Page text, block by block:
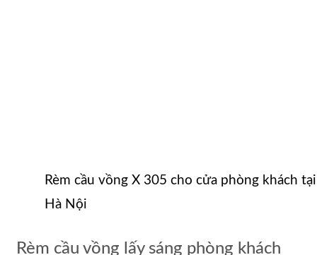
Rèm cầu vồng X 305 cho cửa phòng khách
Hà Nội
Rèm cầu vồng lấy sáng phòng khách